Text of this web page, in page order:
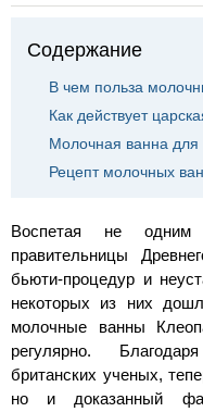
Содержание
В чем польза
Как действует
Молочная ванна для
Рецепт молочных
Воспетая не одним
правительницы
бьюти-процедур и
некоторых из них
молочные ванны
регулярно.
британских ученых,
но и доказанный